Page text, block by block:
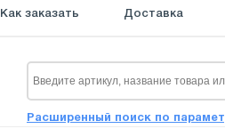
Как заказать Доставка
Расширенный поиск по